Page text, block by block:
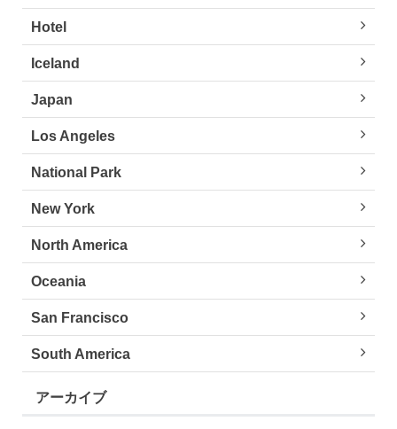
Hotel
Iceland
Japan
Los Angeles
National Park
New York
North America
Oceania
San Francisco
South America
アーカイブ